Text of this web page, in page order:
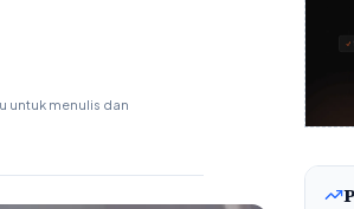
untuk menulis dan